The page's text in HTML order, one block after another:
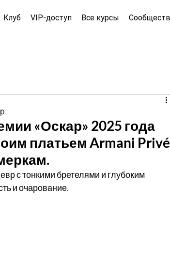
Клуб VIP-доступ Все курсы
«Оскар» 2025 года
платьем Armani
с тонкими бретелями и глубоким
и очарование.